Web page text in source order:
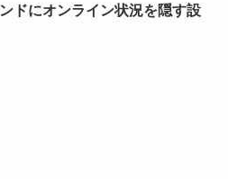
ドにオンライン状況を隠す設